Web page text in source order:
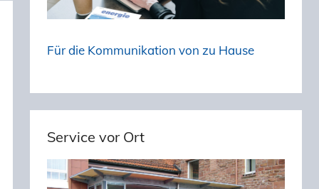
Für die Kommunikation von zu Hause
Service vor Ort